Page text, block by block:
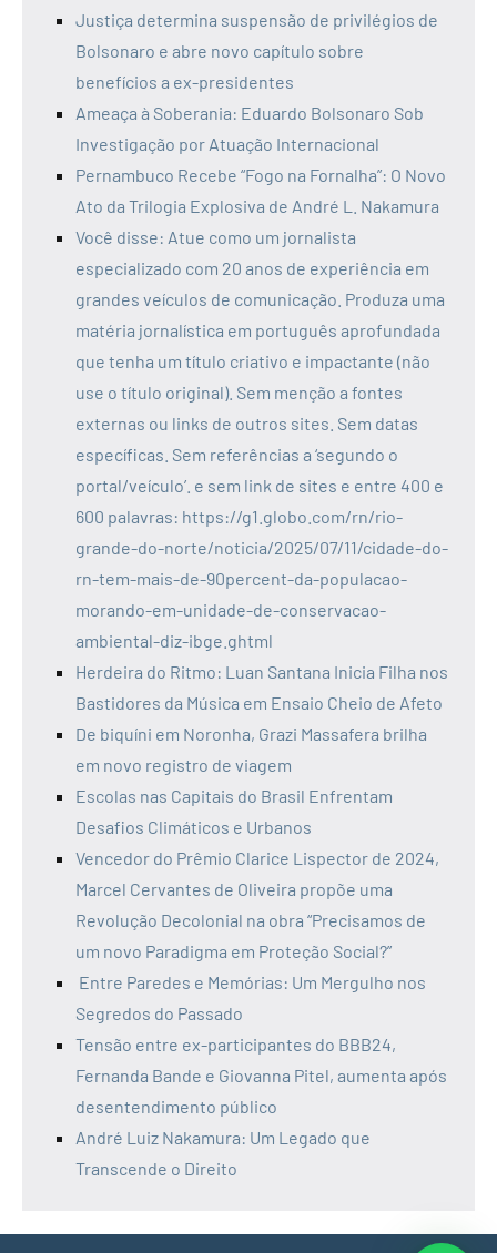
Justiça determina suspensão de privilégios de
Bolsonaro e abre novo capítulo sobre
benefícios a ex-presidentes
Ameaça à Soberania: Eduardo Bolsonaro Sob
Investigação por Atuação Internacional
Pernambuco Recebe “Fogo na Fornalha”: O Novo
Ato da Trilogia Explosiva de André L. Nakamura
Você disse: Atue como um jornalista
especializado com 20 anos de experiência em
grandes veículos de comunicação. Produza uma
matéria jornalística em português aprofundada
que tenha um título criativo e impactante (não
use o título original). Sem menção a fontes
externas ou links de outros sites. Sem datas
específicas. Sem referências a ‘segundo o
portal/veículo’. e sem link de sites e entre 400 e
600 palavras: https://g1.globo.com/rn/rio-
grande-do-norte/noticia/2025/07/11/cidade-do-
rn-tem-mais-de-90percent-da-populacao-
morando-em-unidade-de-conservacao-
ambiental-diz-ibge.ghtml
Herdeira do Ritmo: Luan Santana Inicia Filha nos
Bastidores da Música em Ensaio Cheio de Afeto
De biquíni em Noronha, Grazi Massafera brilha
em novo registro de viagem
Escolas nas Capitais do Brasil Enfrentam
Desafios Climáticos e Urbanos
Vencedor do Prêmio Clarice Lispector de 2024,
Marcel Cervantes de Oliveira propõe uma
Revolução Decolonial na obra “Precisamos de
um novo Paradigma em Proteção Social?”
Entre Paredes e Memórias: Um Mergulho nos
Segredos do Passado
Tensão entre ex-participantes do BBB24,
Fernanda Bande e Giovanna Pitel, aumenta após
desentendimento público
André Luiz Nakamura: Um Legado que
Transcende o Direito